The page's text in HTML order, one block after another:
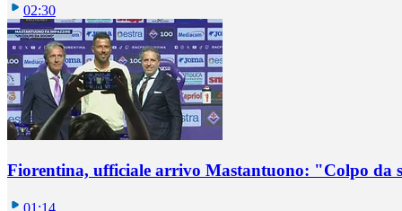
02:30
Fiorentina, ufficiale arrivo Mastantuono: "Colpo da